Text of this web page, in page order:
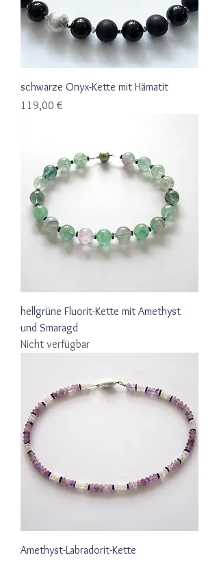
schwarze Onyx-Kette mit Hämatit
Preis
119,00 €
hellgrüne Fluorit-Kette mit Amethyst
und Smaragd
Nicht verfügbar
Amethyst-Labradorit-Kette